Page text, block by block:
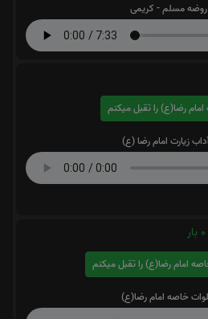
مسلم - کریمی
زیارت امام رضا (ع)
0 بار
خاصه امام رضا(ع)